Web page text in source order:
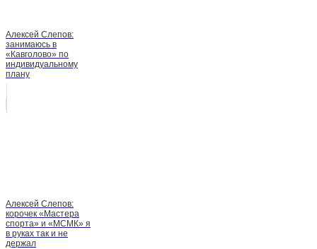
Алексей Слепов:
занимаюсь в
«Кавголово» по
индивидуальному
плану
Алексей Слепов:
корочек «Мастера
спорта» и «МСМК» я
в руках так и не
держал